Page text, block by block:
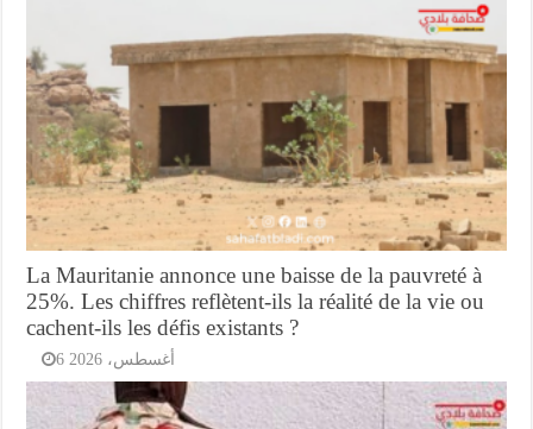
La Mauritanie annonce une baisse de la pauvreté à
25%. Les chiffres reflètent-ils la réalité de la vie ou
cachent-ils les défis existants ?
6 أغسطس، 2026